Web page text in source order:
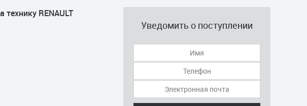
RENAULT
Уведомить о поступлении